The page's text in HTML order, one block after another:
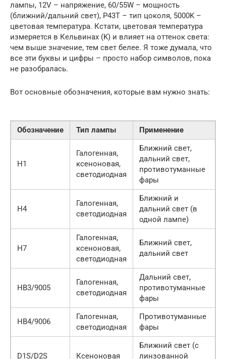
лампы, 12V – напряжение, 60/55W – мощность
(ближний/дальний свет), P43T – тип цоколя, 5000K –
цветовая температура. Кстати, цветовая температура
измеряется в Кельвинах (K) и влияет на оттенок света:
чем выше значение, тем свет белее. Я тоже думала, что
все эти буквы и цифры – просто набор символов, пока
не разобралась.
Вот основные обозначения, которые вам нужно знать:
Обозначение Тип лампы Применение
H1
Галогенная,
ксеноновая,
светодиодная
Ближний свет,
дальний свет,
противотуманные
фары
H4
Галогенная,
светодиодная
Ближний и
дальний свет (в
одной лампе)
H7
Галогенная,
ксеноновая,
светодиодная
Ближний свет,
дальний свет
HB3/9005
Галогенная,
светодиодная
Дальний свет,
противотуманные
фары
HB4/9006
Галогенная,
светодиодная
Противотуманные
фары
D1S/D2S Ксеноновая
Ближний свет (с
линзованной